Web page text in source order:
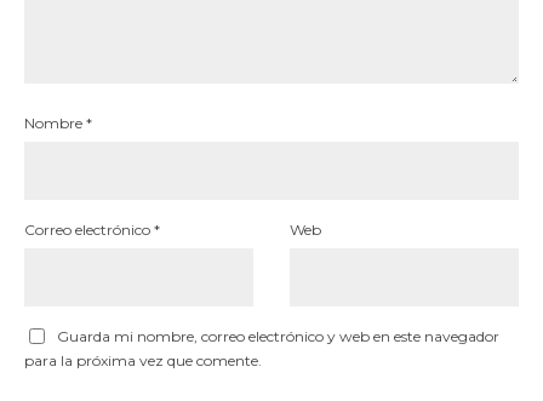
Nombre *
Correo electrónico * Web
Guarda mi nombre, correo electrónico y web en este navegador
para la próxima vez que comente.